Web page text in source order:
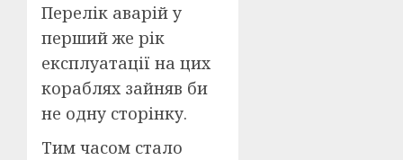
Перелік аварій у
перший же рік
експлуатації на цих
кораблях зайняв би
не одну сторінку.
Тим часом стало